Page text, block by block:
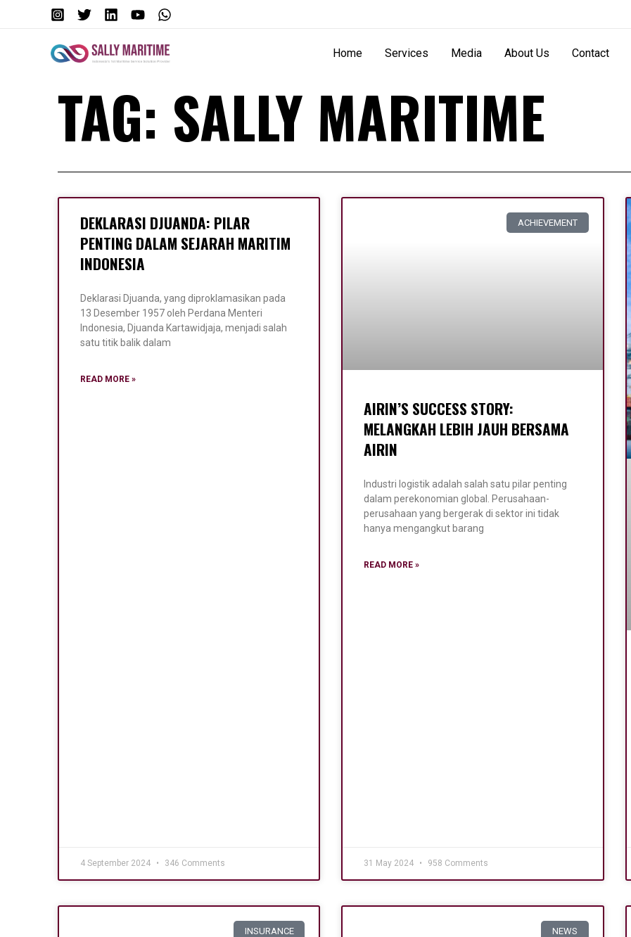
Home Services Media About Us Contact
TAG: SALLY MARITIME
DEKLARASI DJUANDA: PILAR
PENTING DALAM SEJARAH MARITIM
INDONESIA
Deklarasi Djuanda, yang diproklamasikan pada
13 Desember 1957 oleh Perdana Menteri
Indonesia, Djuanda Kartawidjaja, menjadi salah
satu titik balik dalam
READ MORE »
4 September 2024 346 Comments
ACHIEVEMENT
AIRIN’S SUCCESS STORY:
MELANGKAH LEBIH JAUH BERSAMA
AIRIN
Industri logistik adalah salah satu pilar penting
dalam perekonomian global. Perusahaan-
perusahaan yang bergerak di sektor ini tidak
hanya mengangkut barang
READ MORE »
31 May 2024 958 Comments
INSURANCE NEWS